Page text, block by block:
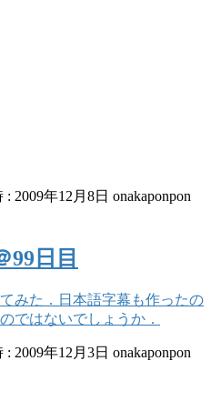
: 2009年12月8日 onakaponpon
99日目
みた．日本語字幕も作ったの
ではないでしょうか．
: 2009年12月3日 onakaponpon